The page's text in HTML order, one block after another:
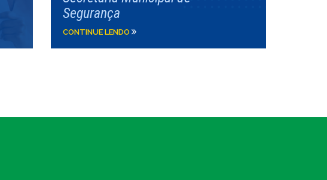
Segurança
CONTINUE LENDO